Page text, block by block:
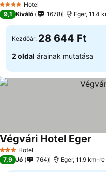
4 KategóriaHotel
9,1 Kiváló 1678 Eger, 11.4
Kezdőár: 28 644 Ft
2 oldal árainak mutatása
3 Kategória
Hotel
Végvári Hotel Eger
7,9 Jó 764 Eger, 11.9 km-